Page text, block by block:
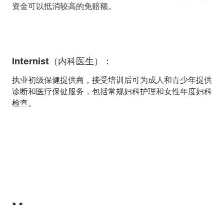
资金可以抵消较高的免赔额。
Internist（内科医生）：
执业初级保健提供商，接受培训后可为成人和青少年提供
诊断和医疗保健服务，包括常规妇科护理和女性年度妇科
检查。